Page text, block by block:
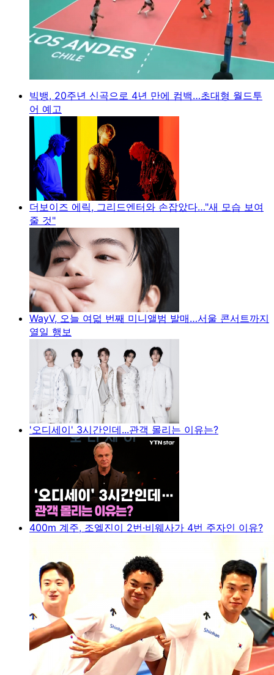
빅뱅, 20주년 신곡으로 4년 만에 컴백…초대형 월드투
어 예고
더보이즈 에릭, 그리드엔터와 손잡았다…"새 모습 보여
줄 것"
WayV, 오늘 여덟 번째 미니앨범 발매…서울 콘서트까지
열일 행보
'오디세이' 3시간인데...관객 몰리는 이유는?
400m 계주, 조엘진이 2번·비웨사가 4번 주자인 이유?